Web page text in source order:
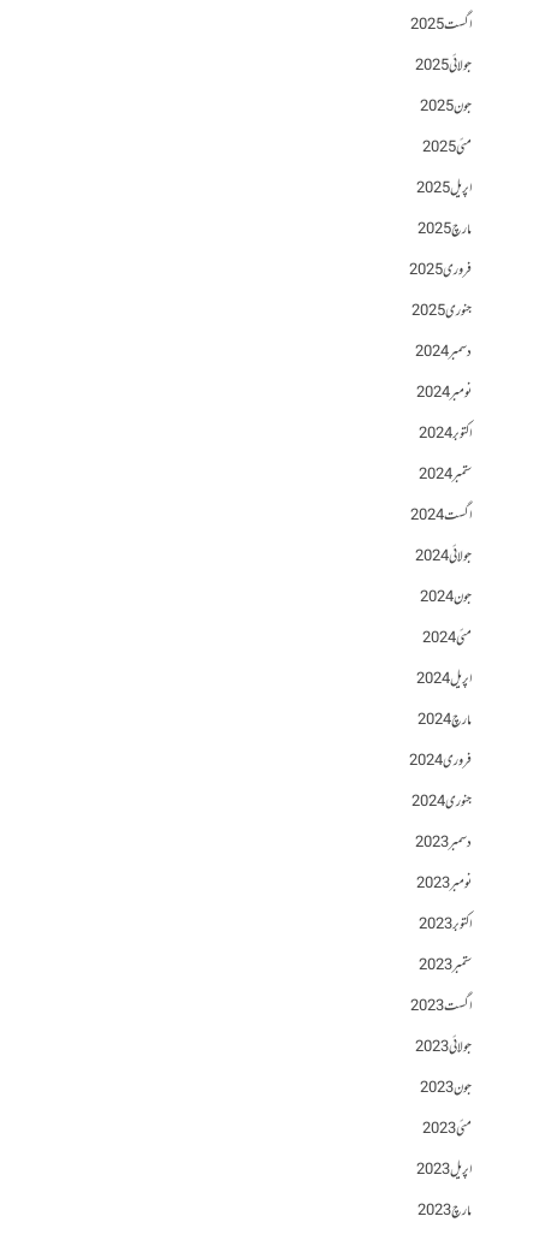
اگست 2025
جولائی 2025
جون 2025
مئی 2025
اپریل 2025
مارچ 2025
فروری 2025
جنوری 2025
دسمبر 2024
نومبر 2024
اکتوبر 2024
ستمبر 2024
اگست 2024
جولائی 2024
جون 2024
مئی 2024
اپریل 2024
مارچ 2024
فروری 2024
جنوری 2024
دسمبر 2023
نومبر 2023
اکتوبر 2023
ستمبر 2023
اگست 2023
جولائی 2023
جون 2023
مئی 2023
اپریل 2023
مارچ 2023